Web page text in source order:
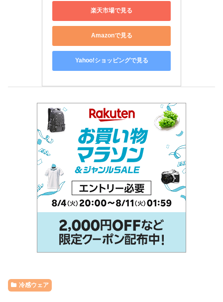
楽天市場で見る
Amazonで見る
Yahoo!ショッピングで見る
冷感ウェア